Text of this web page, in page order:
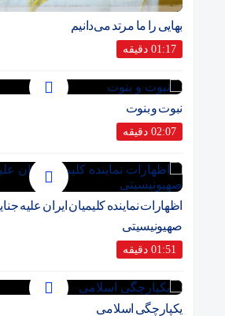
بهایی را ما مرتد می‌دانیم
01:17 دقیقه
نبوت و بنوت
02:07 دقیقه
اظهارات نماینده کلیمیان ایران علیه
صهیونیسیتی
01:51 دقیقه
یکپارچگی اسلامی